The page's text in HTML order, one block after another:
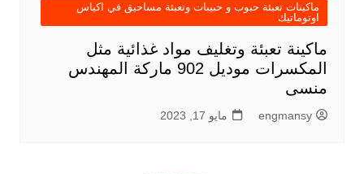
ماكينات تعبئة حبوب و حبيبات وتعبئة مساحيق في اكياس
اوتوماتيك
ماكينة تعبئة وتغليف مواد غذائية مثل
المكسرات موديل 902 ماركة المهندس
منسى
engmansy مايو 17, 2023